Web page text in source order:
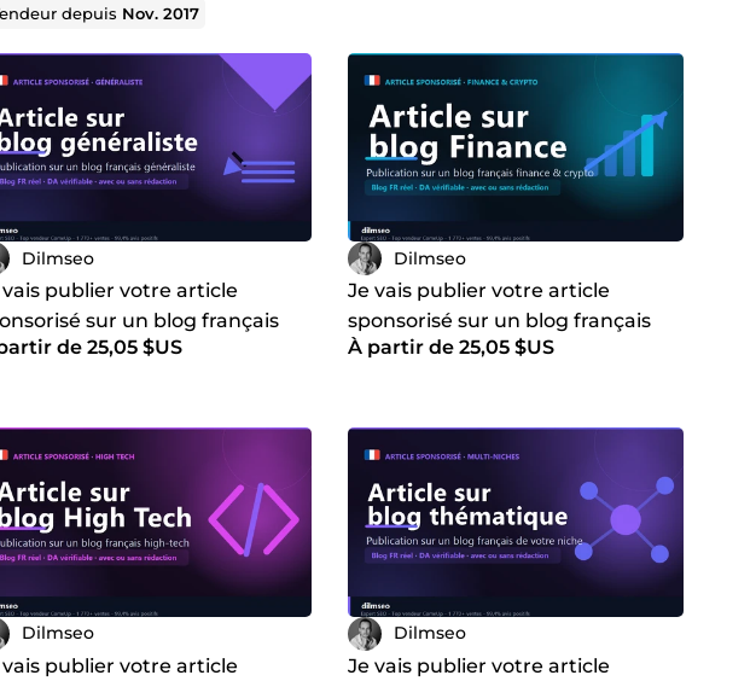
depuis Nov. 2017
Dilmseo
vais publier votre article
sur un blog français
de 25,05 $US
Dilmseo
Je vais publier votre article
sponsorisé sur un blog français
finance et crypto
À partir de 25,05 $US
Dilmseo
vais publier votre article
Dilmseo
Je vais publier votre article